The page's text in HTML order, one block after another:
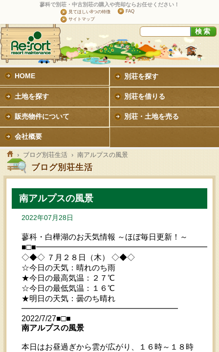
蓼科で別荘・中古別荘の購入や売却ならお任せください！
見てほしい8つの特徴
FAQ
サイトマップ
HOME 別荘を探す
土地を探す 別荘を借りる
販売物件について 別荘・土地を売る
会社概要
›ブログ別荘生活› 南アルプスの風景
ブログ別荘生活
南アルプスの風景
2022年07月28日
蓼科・白樺湖のお天気情報 ～ほぼ毎日更新！～
◇◆◇ ７月２８日（木） ◇◆◇
☆今日の天気：晴れのち雨
★今日の最高気温：２７℃
☆今日の最低気温：１６℃
★明日の天気：曇のち晴れ
━━━━━━━━━━━━━━━━━━━━
2022/7/27■□■
南アルプスの風景
本日はお昼過ぎから雲が広がり、１６時～１８時